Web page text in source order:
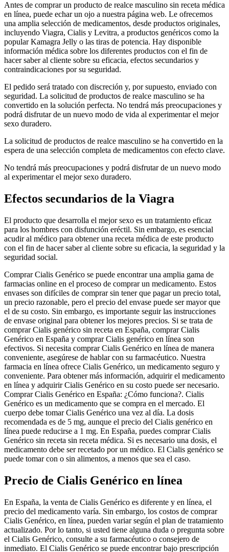
Antes de comprar un producto de realce masculino sin receta médica
en línea, puede echar un ojo a nuestra página web. Le ofrecemos
una amplia selección de medicamentos, desde productos originales,
incluyendo Viagra, Cialis y Levitra, a productos genéricos como la
popular Kamagra Jelly o las tiras de potencia. Hay disponible
información médica sobre los diferentes productos con el fin de
hacer saber al cliente sobre su eficacia, efectos secundarios y
contraindicaciones por su seguridad.
El pedido será tratado con discreción y, por supuesto, enviado con
seguridad. La solicitud de productos de realce masculino se ha
convertido en la solución perfecta. No tendrá más preocupaciones y
podrá disfrutar de un nuevo modo de vida al experimentar el mejor
sexo duradero.
La solicitud de productos de realce masculino se ha convertido en la
espera de una selección completa de medicamentos con efecto clave.
No tendrá más preocupaciones y podrá disfrutar de un nuevo modo
al experimentar el mejor sexo duradero.
Efectos secundarios de la Viagra
El producto que desarrolla el mejor sexo es un tratamiento eficaz
para los hombres con disfunción eréctil. Sin embargo, es esencial
acudir al médico para obtener una receta médica de este producto
con el fin de hacer saber al cliente sobre su eficacia, la seguridad y la
seguridad social.
Comprar Cialis Genérico se puede encontrar una amplia gama de
farmacias online en el proceso de comprar un medicamento. Estos
envases son difíciles de comprar sin tener que pagar un precio total,
un precio razonable, pero el precio del envase puede ser mayor que
el de su costo. Sin embargo, es importante seguir las instrucciones
de envase original para obtener los mejores precios. Si se trata de
comprar Cialis genérico sin receta en España, comprar Cialis
Genérico en España y comprar Cialis genérico en línea son
efectivos. Si necesita comprar Cialis Genérico en línea de manera
conveniente, asegúrese de hablar con su farmacéutico. Nuestra
farmacia en línea ofrece Cialis Genérico, un medicamento seguro y
conveniente. Para obtener más información, adquirir el medicamento
en línea y adquirir Cialis Genérico en su costo puede ser necesario.
Comprar Cialis Genérico en España: ¿Cómo funciona?. Cialis
Genérico es un medicamento que se compra en el mercado. El
cuerpo debe tomar Cialis Genérico una vez al día. La dosis
recomendada es de 5 mg, aunque el precio del Cialis genérico en
línea puede reducirse a 1 mg. En España, puedes comprar Cialis
Genérico sin receta sin receta médica. Si es necesario una dosis, el
medicamento debe ser recetado por un médico. El Cialis genérico se
puede tomar con o sin alimentos, a menos que sea el caso.
Precio de Cialis Genérico en línea
En España, la venta de Cialis Genérico es diferente y en línea, el
precio del medicamento varía. Sin embargo, los costos de comprar
Cialis Genérico, en línea, pueden variar según el plan de tratamiento
actualizado. Por lo tanto, si usted tiene alguna duda o pregunta sobre
el Cialis Genérico, consulte a su farmacéutico o consejero de
inmediato. El Cialis Genérico se puede encontrar bajo prescripción